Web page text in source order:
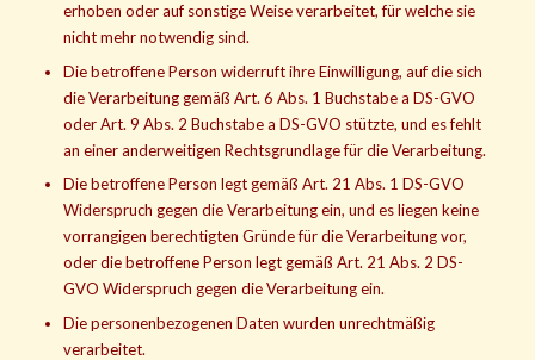
erhoben oder auf sonstige Weise verarbeitet, für welche sie
nicht mehr notwendig sind.
Die betroffene Person widerruft ihre Einwilligung, auf die sich
die Verarbeitung gemäß Art. 6 Abs. 1 Buchstabe a DS-GVO
oder Art. 9 Abs. 2 Buchstabe a DS-GVO stützte, und es fehlt
an einer anderweitigen Rechtsgrundlage für die Verarbeitung.
Die betroffene Person legt gemäß Art. 21 Abs. 1 DS-GVO
Widerspruch gegen die Verarbeitung ein, und es liegen keine
vorrangigen berechtigten Gründe für die Verarbeitung vor,
oder die betroffene Person legt gemäß Art. 21 Abs. 2 DS-
GVO Widerspruch gegen die Verarbeitung ein.
Die personenbezogenen Daten wurden unrechtmäßig
verarbeitet.